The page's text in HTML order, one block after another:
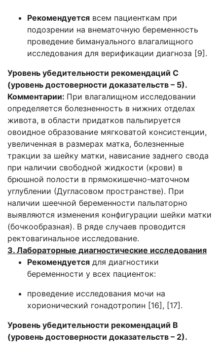
Рекомендуется всем пациенткам при
подозрении на внематочную беременность
проведение бимануального влагалищного
исследования для верификации диагноза [9].
Уровень убедительности рекомендаций С
(уровень достоверности доказательств – 5).
Комментарии: При влагалищном исследовании
определяется болезненность в нижних отделах
живота, в области придатков пальпируется
овоидное образование мягковатой консистенции,
увеличенная в размерах матка, болезненные
тракции за шейку матки, нависание заднего свода
при наличии свободной жидкости (крови) в
брюшной полости в прямокишечно-маточном
углублении (Дугласовом пространстве). При
наличии шеечной беременности пальпаторно
выявляются изменения конфигурации шейки матки
(бочкообразная). В ряде случаев проводится
ректовагинальное исследование.
3. Лабораторные диагностические исследования
Рекомендуется для диагностики
беременности у всех пациенток:
проведение исследования мочи на
хорионический гонадотропин [16], [17].
Уровень убедительности рекомендаций В
(уровень достоверности доказательств – 2).